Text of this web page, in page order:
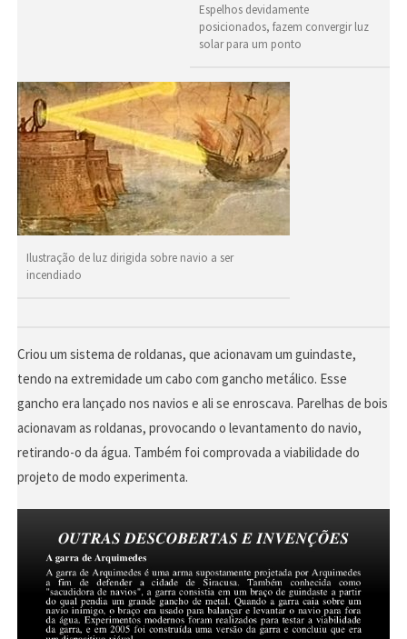
Espelhos devidamente
posicionados, fazem convergir luz
solar para um ponto
Ilustração de luz dirigida sobre navio a ser
incendiado
Criou um sistema de roldanas, que acionavam um guindaste,
tendo na extremidade um cabo com gancho metálico. Esse
gancho era lançado nos navios e ali se enroscava. Parelhas de bois
acionavam as roldanas, provocando o levantamento do navio,
retirando-o da água. Também foi comprovada a viabilidade do
projeto de modo experimenta.